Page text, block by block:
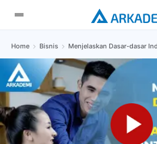
Home Bisnis Menjelaskan Dasar-dasar